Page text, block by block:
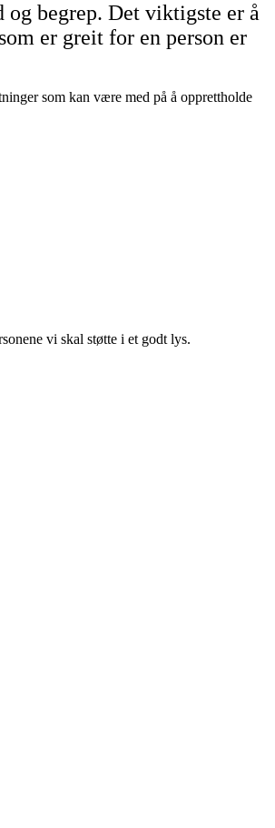
begrep. Det viktigste er å
er greit for en person er
som kan være med på å opprettholde
vi skal støtte i et godt lys.